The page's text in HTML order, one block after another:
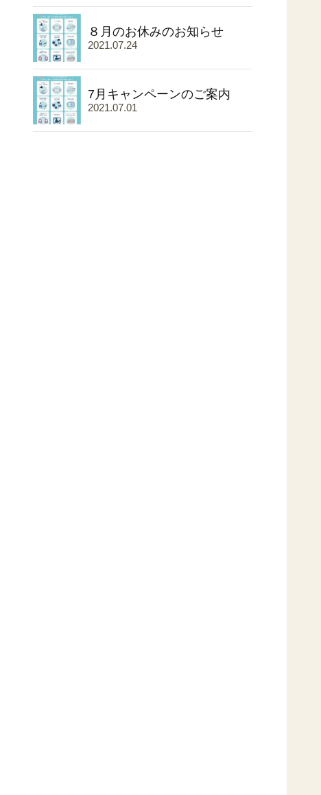
８月のお休みのお知らせ
2021.07.24
7月キャンペーンのご案内
2021.07.01